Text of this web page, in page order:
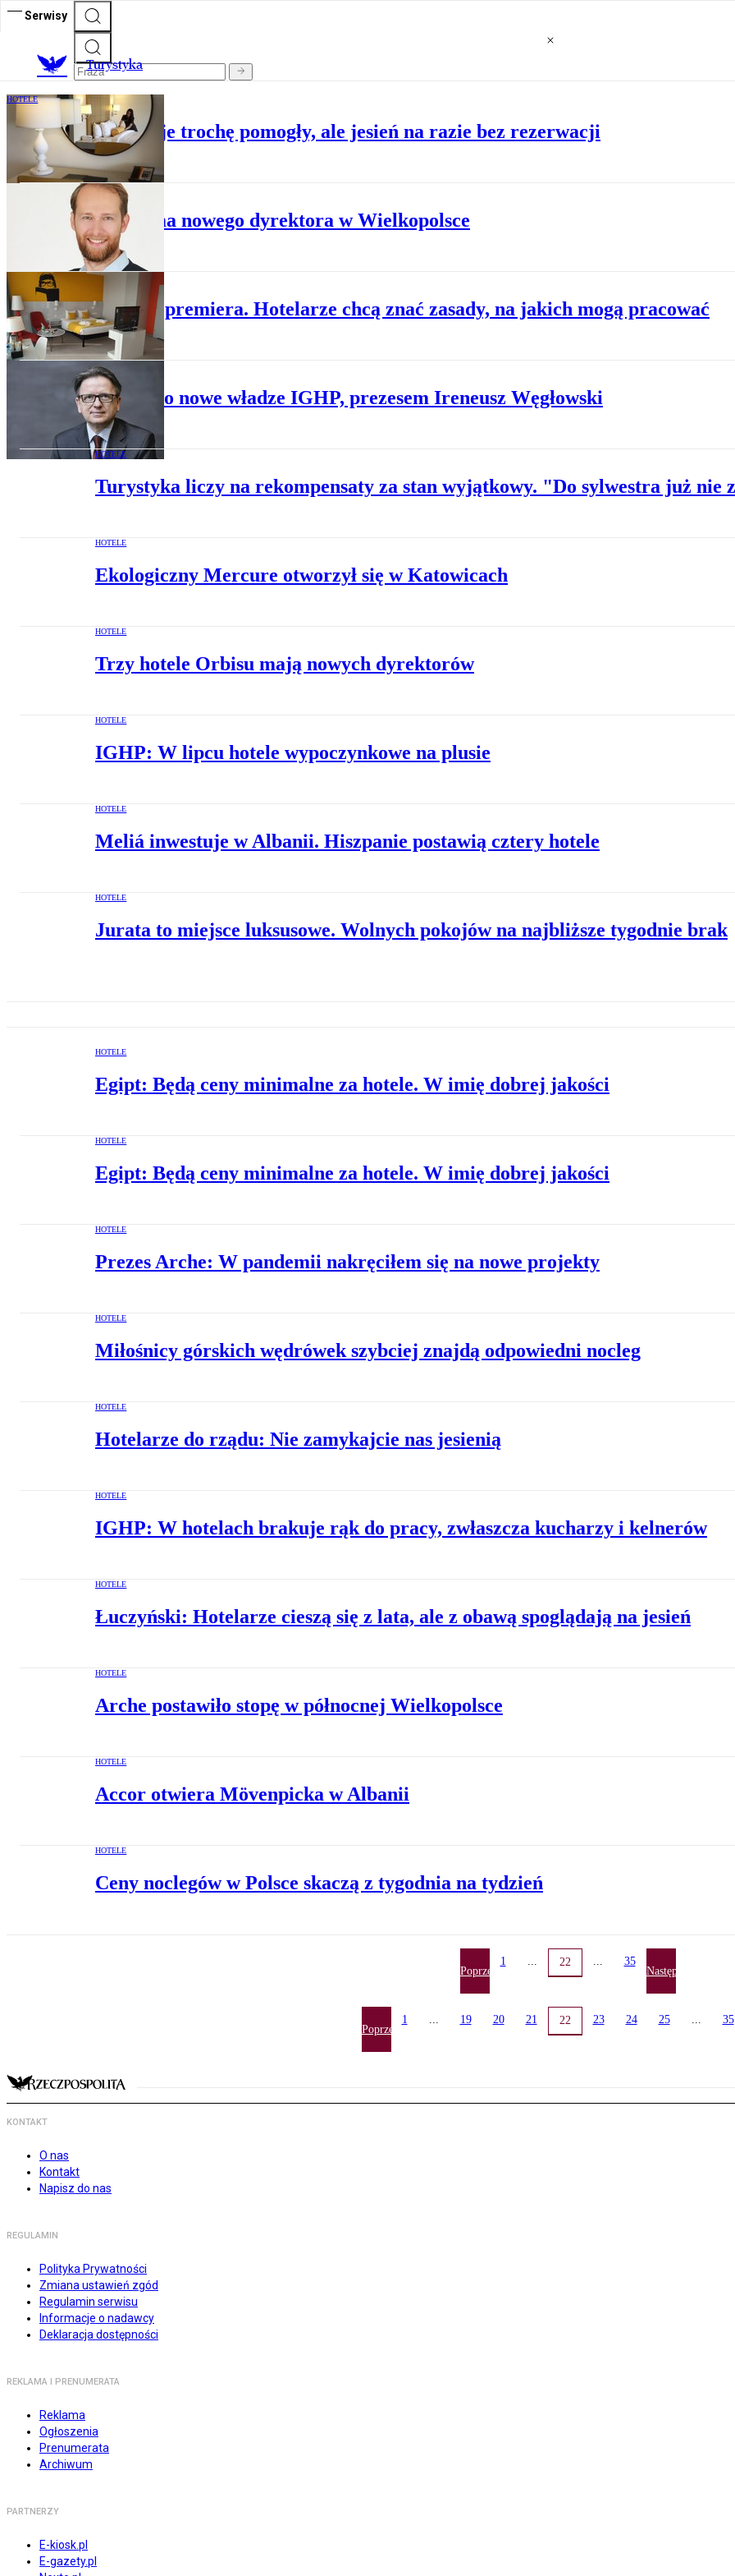
Serwisy
Turystyka
HOTELE
Hotelarze: Wakacje trochę pomogły, ale jesień na razie bez rezerwacji
HOTELE
IGHP ma nowego dyrektora w Wielkopolsce
HOTELE
Apel do premiera. Hotelarze chcą znać zasady, na jakich mogą pracować
HOTELE
Wybrano nowe władze IGHP, prezesem Ireneusz Węgłowski
HOTELE
Turystyka liczy na rekompensaty za stan wyjątkowy. "Do sylwestra już nie
HOTELE
Ekologiczny Mercure otworzył się w Katowicach
HOTELE
Trzy hotele Orbisu mają nowych dyrektorów
HOTELE
IGHP: W lipcu hotele wypoczynkowe na plusie
HOTELE
Meliá inwestuje w Albanii. Hiszpanie postawią cztery hotele
HOTELE
Jurata to miejsce luksusowe. Wolnych pokojów na najbliższe tygodnie brak
HOTELE
Egipt: Będą ceny minimalne za hotele. W imię dobrej jakości
HOTELE
Egipt: Będą ceny minimalne za hotele. W imię dobrej jakości
HOTELE
Prezes Arche: W pandemii nakręciłem się na nowe projekty
HOTELE
Miłośnicy górskich wędrówek szybciej znajdą odpowiedni nocleg
HOTELE
Hotelarze do rządu: Nie zamykajcie nas jesienią
HOTELE
IGHP: W hotelach brakuje rąk do pracy, zwłaszcza kucharzy i kelnerów
HOTELE
Łuczyński: Hotelarze cieszą się z lata, ale z obawą spoglądają na jesień
HOTELE
Arche postawiło stopę w północnej Wielkopolsce
HOTELE
Accor otwiera Mövenpicka w Albanii
HOTELE
Ceny noclegów w Polsce skaczą z tygodnia na tydzień
Poprzednia
1 ... 22 ... 35
Następna
Poprzednia
1 ... 19 20 21 22 23 24 25 ... 35
KONTAKT
O nas
Kontakt
Napisz do nas
REGULAMIN
Polityka Prywatności
Zmiana ustawień zgód
Regulamin serwisu
Informacje o nadawcy
Deklaracja dostępności
REKLAMA I PRENUMERATA
Reklama
Ogłoszenia
Prenumerata
Archiwum
PARTNERZY
E-kiosk.pl
E-gazety.pl